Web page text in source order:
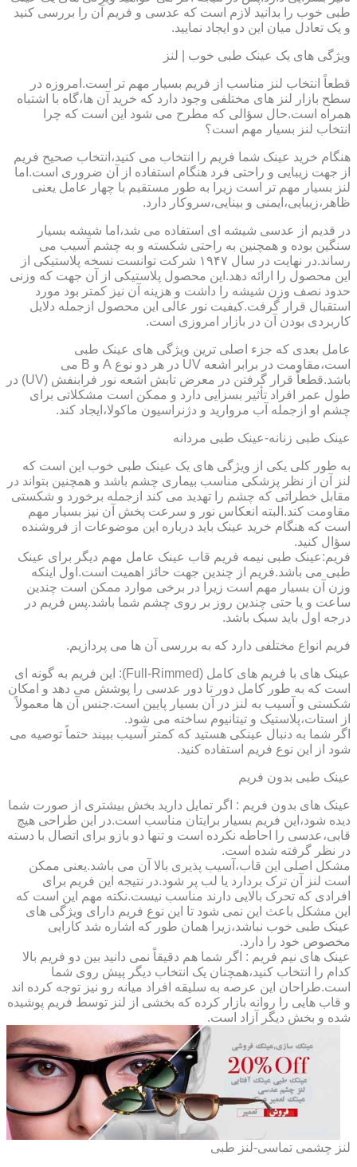
طبی خوب را بدانید لازم است که عدسی و فریم آن را بررسی کنید
و یک تعادل میان این دو ایجاد نمایید.
ویژگی های یک عینک طبی خوب | لنز
قطعاً انتخاب لنز مناسب از فریم بسیار مهم تر است.امروزه در
سطح بازار لنز های مختلفی وجود دارد که خرید آن ها،گاه با اشتباه
همراه است.حال سؤالی که مطرح می شود این است که چرا
انتخاب لنز بسیار مهم است؟
هنگام خرید عینک شما فریم را انتخاب می کنید،انتخاب صحیح فریم
از جهت زیبایی و راحتی فرد هنگام استفاده از آن ضروری است.اما
لنز بسیار مهم تر است زیرا به طور مستقیم با چهار عامل یعنی
ظاهر،زیبایی،ایمنی و بینایی،سروکار دارد.
در قدیم از عدسی شیشه ای استفاده می شد،اما شیشه بسیار
سنگین بوده و همچنین به راحتی شکسته و به چشم آسیب می
رساند.در نهایت در سال ۱۹۴۷ شرکت توانست نسخه پلاستیکی از
این محصول را ارائه دهد.این محصول پلاستیکی از آن جهت که وزنی
حدود نصف وزن شیشه را داشت و هزینه آن نیز کمتر بود مورد
استقبال قرار گرفت.کیفیت نور عالی این محصول ازجمله دلایل
کاربردی بودن آن در بازار امروزی است.
عامل بعدی که جزء اصلی ترین ویژگی های عینک طبی
است،مقاومت در برابر اشعه UV در هر دو نوع A و B می
باشد.قطعاً قرار گرفتن در معرض تابش اشعه نور فرابنفش (UV) در
طول عمر افراد تأثیر بسزایی دارد و ممکن است مشکلاتی برای
چشم او ازجمله آب مروارید و دژنراسیون ماکولا،ایجاد کند.
عینک طبی زنانه-عینک طبی مردانه
به طور کلی یکی از ویژگی های یک عینک طبی خوب این است که
لنز آن از نظر پزشکی مناسب بیماری چشم باشد و همچنین بتواند در
مقابل خطراتی که چشم را تهدید می کند ازجمله برخورد و شکستی
مقاومت کند.البته انعکاس نور و سرعت پخش آن نیز بسیار مهم
است که هنگام خرید عینک باید درباره این موضوعات از فروشنده
سؤال کنید.
فریم:عینک طبی نیمه فریم قاب عینک عامل مهم دیگر برای عینک
طبی می باشد.فریم از چندین جهت حائز اهمیت است.اول اینکه
وزن آن بسیار مهم است زیرا در برخی موارد ممکن است چندین
ساعت و یا حتی چندین روز بر روی چشم شما باشد.پس فریم در
درجه اول باید سبک باشد.
فریم انواع مختلفی دارد که به بررسی آن ها می پردازیم.
عینک های با فریم های کامل (Full-Rimmed): این فریم به گونه ای
است که به طور کامل دور تا دور عدسی را پوشش می دهد و امکان
شکستی و آسیب به لنز در آن بسیار پایین است.جنس آن ها معمولاً
از استات،پلاستیک و تیتانیوم ساخته می شود.
اگر شما به دنبال عینکی هستید که کمتر آسیب ببیند حتماً توصیه می
شود از این نوع فریم استفاده کنید.
عینک طبی بدون فریم
عینک های بدون فریم : اگر تمایل دارید بخش بیشتری از صورت شما
دیده شود،این فریم بسیار برایتان مناسب است.در این طراحی هیچ
قابی،عدسی را احاطه نکرده است و تنها دو بازو برای اتصال با دسته
در نظر گرفته شده است.
مشکل اصلی این قاب،آسیب پذیری بالا آن می باشد.یعنی ممکن
است لنز آن ترک بردارد یا لب پر شود.در نتیجه این فریم برای
افرادی که تحرک بالایی دارند مناسب نیست.نکته مهم این است که
این مشکل باعث این نمی شود تا این نوع فریم دارای ویژگی های
عینک طبی خوب نباشد،زیرا همان طور که اشاره شد کارایی
مخصوص خود را دارد.
عینک های نیم فریم : اگر شما هم دقیقاً نمی دانید بین دو فریم بالا
کدام را انتخاب کنید،همچنان یک انتخاب دیگر پیش روی شما
است.طراحان این عرصه به سلیقه افراد میانه رو نیز توجه کرده اند
و قاب هایی را روانه بازار کرده که بخشی از لنز توسط فریم پوشیده
شده و بخش دیگر آزاد است.
لنز چشمی تماسی-لنز طبی